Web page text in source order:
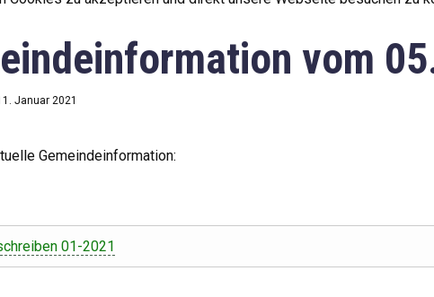
vom
Januar 2021
Gemeindeinformation:
01-2021